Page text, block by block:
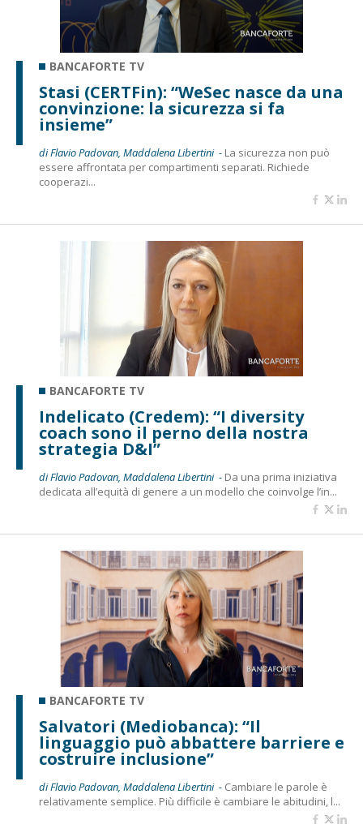
BANCAFORTE TV
Stasi (CERTFin): “WeSec nasce da una
convinzione: la sicurezza si fa
insieme”
di Flavio Padovan, Maddalena Libertini - La sicurezza non può
essere affrontata per compartimenti separati. Richiede
cooperazi...
BANCAFORTE TV
Indelicato (Credem): “I diversity
coach sono il perno della nostra
strategia D&I”
di Flavio Padovan, Maddalena Libertini - Da una prima iniziativa
dedicata all’equità di genere a un modello che coinvolge l’in...
BANCAFORTE TV
Salvatori (Mediobanca): “Il
linguaggio può abbattere barriere e
costruire inclusione”
di Flavio Padovan, Maddalena Libertini - Cambiare le parole è
relativamente semplice. Più difficile è cambiare le abitudini, l...